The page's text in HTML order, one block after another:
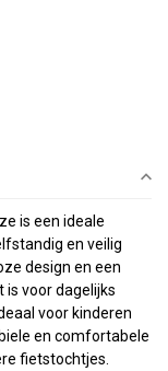
is een ideale
en veilig
design en een
voor dagelijks
voor kinderen
en comfortabele
fietstochtjes.